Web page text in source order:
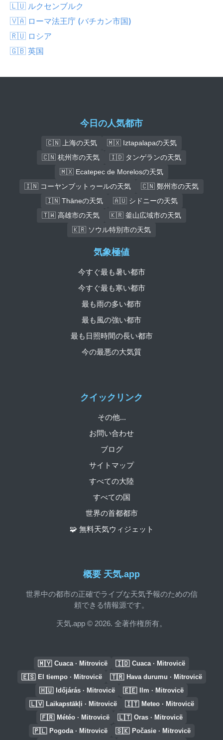
🇱🇺 ルクセンブルク
🇻🇦 ローマ法王庁 (バチカン市国)
🇷🇺 ロシア
🇬🇧 英国
今日の人気都市
🇨🇳 上海の天気
🇲🇽 Iztapalapaの天気
🇨🇳 杭州市の天気
🇮🇩 タンゲランの天気
🇲🇽 Ecatepec de Morelosの天気
🇮🇳 コーヤンブットゥールの天気
🇨🇳 鄭州市の天気
🇮🇳 Thāneの天気
🇦🇺 シドニーの天気
🇹🇼 高雄市の天気
🇰🇷 釜山広域市の天気
🇰🇷 ソウル特別市の天気
概要 天気.app
世界中の都市の正確でライブな天気予報のための信
頼できる情報源です。
天気.app © 2026. 全著作権所有。
クイックリンク
その他...
お問い合わせ
ブログ
サイトマップ
すべての大陸
すべての国
世界の首都都市
🧩 無料天気ウィジェット
気象極値
今すぐ最も暑い都市
今すぐ最も寒い都市
最も雨の多い都市
最も風の強い都市
最も日照時間の長い都市
今の最悪の大気質
🇲🇾 Cuaca · Mitrovicë 🇮🇩 Cuaca · Mitrovicë
🇪🇸 El tiempo · Mitrovicë 🇹🇷 Hava durumu · Mitrovicë
🇭🇺 Időjárás · Mitrovicë 🇪🇪 Ilm · Mitrovicë
🇱🇻 Laikapstākļi · Mitrovicë 🇮🇹 Meteo · Mitrovicë
🇫🇷 Météo · Mitrovicë 🇱🇹 Oras · Mitrovicë
🇵🇱 Pogoda · Mitrovicë 🇸🇰 Počasie · Mitrovicë